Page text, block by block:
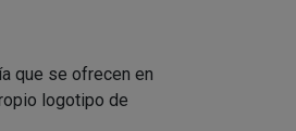
que se ofrecen en
logotipo de